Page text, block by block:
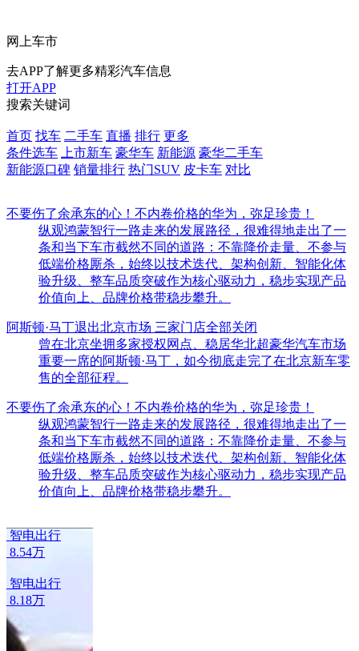
网上车市
去APP了解更多精彩汽车信息
打开APP
搜索关键词
首页 找车 二手车 直播 排行 更多
条件选车
上市新车 豪华车 新能源 豪华二手车
新能源口碑 销量排行 热门SUV 皮卡车 对比
不要伤了余承东的心！不内卷价格的华为，弥足珍贵！
条和当下车市截然不同的道路：不靠降价走量、不参与
低端价格厮杀，始终以技术迭代、架构创新、智能化体
验升级、整车品质突破作为核心驱动力，稳步实现产品
价值向上、品牌价格带稳步攀升。
阿斯顿·马丁退出北京市场 三家门店全部关闭
曾在北京坐拥多家授权网点、稳居华北超豪华汽车市场
重要一席的阿斯顿·马丁，如今彻底走完了在北京新车零
售的全部征程。
不要伤了余承东的心！不内卷价格的华为，弥足珍贵！
纵观鸿蒙智行一路走来的发展路径，很难得地走出了一
条和当下车市截然不同的道路：不靠降价走量、不参与
低端价格厮杀，始终以技术迭代、架构创新、智能化体
验升级、整车品质突破作为核心驱动力，稳步实现产品
价值向上、品牌价格带稳步攀升。
电出行
万
电出行
万